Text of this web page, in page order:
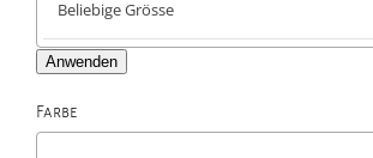
Anwenden
Farbe